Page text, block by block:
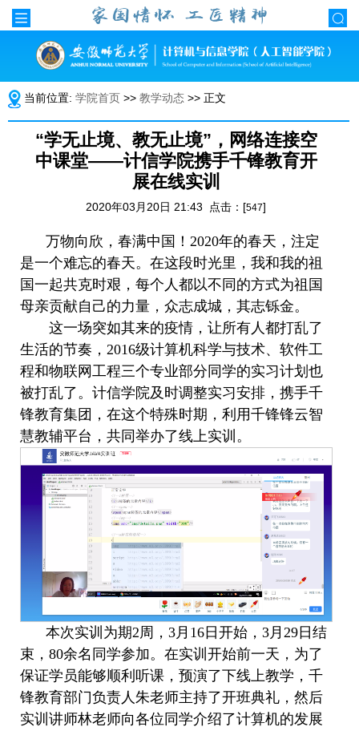
当前位置: 学院首页 >> 教学动态 >> 正文
“学无止境、教无止境”，网络连接空
中课堂——计信学院携手千锋教育开
展在线实训
2020年03月20日 21:43 点击：[547]
万物向欣，春满中国！ 2020年的春天，注定
是一个难忘的春天。在这段时光里，我和我的祖
国一起共克时艰，每个人都以不同的方式为祖国
母亲贡献自己的力量，众志成城，其志铄金。
这一场突如其来的疫情，让所有人都打乱了
生活的节奏， 2016级计算机科学与技术、软件工
程和物联网工程三个专业部分同学的实习计划也
被打乱了。计信学院及时调整实习安排，携手千
锋教育集团，在这个特殊时期，利用千锋锋云智
慧教辅平台，共同举办了线上实训。
本次实训为期2周， 3月 16 日开始， 3月 29 日结
束， 80余名同学参加。 在实训开始前一天，为了
保证学员能够顺利听课，预演了下线上教学，千
锋教育部门负责人朱老师主持了开班典礼，然后
实训讲师林老师向各位同学介绍了计算机的发展